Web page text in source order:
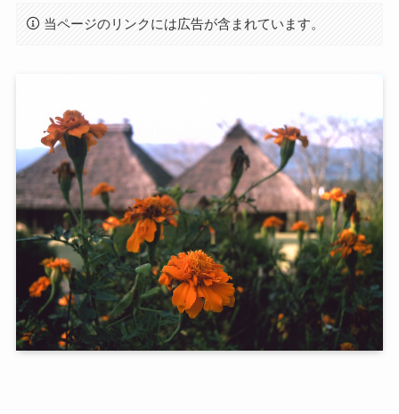
当ページのリンクには広告が含まれています。